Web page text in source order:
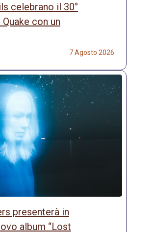
celebrano il 30°
con un
7 Agosto 2026
presenterà in
album “Lost